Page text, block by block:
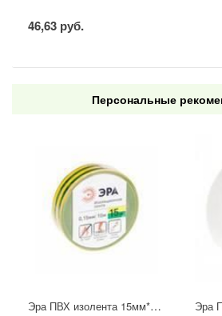
46,63 руб.
Персональные
Эра ПВХ изолента 15мм*10м жёлто-зелёная